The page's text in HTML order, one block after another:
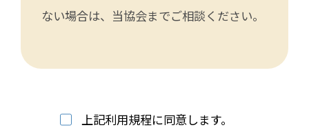
ない場合は、当協会までご相談ください。
上記利用規程に同意します。